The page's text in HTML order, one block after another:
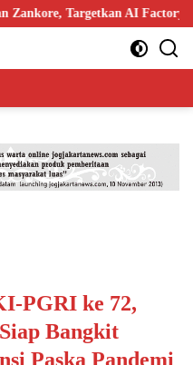
AI Factory 1 GW
PGRI ke 72,
Bangkit
Paska Pandemi